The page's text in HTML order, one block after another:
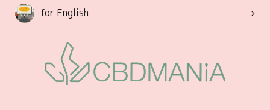
for English